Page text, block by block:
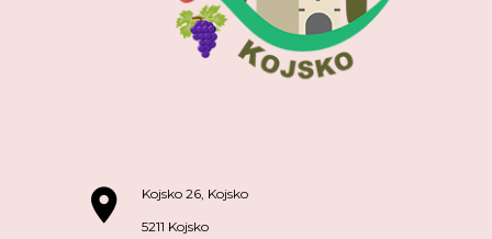
Kojsko 26, Kojsko
5211 Kojsko